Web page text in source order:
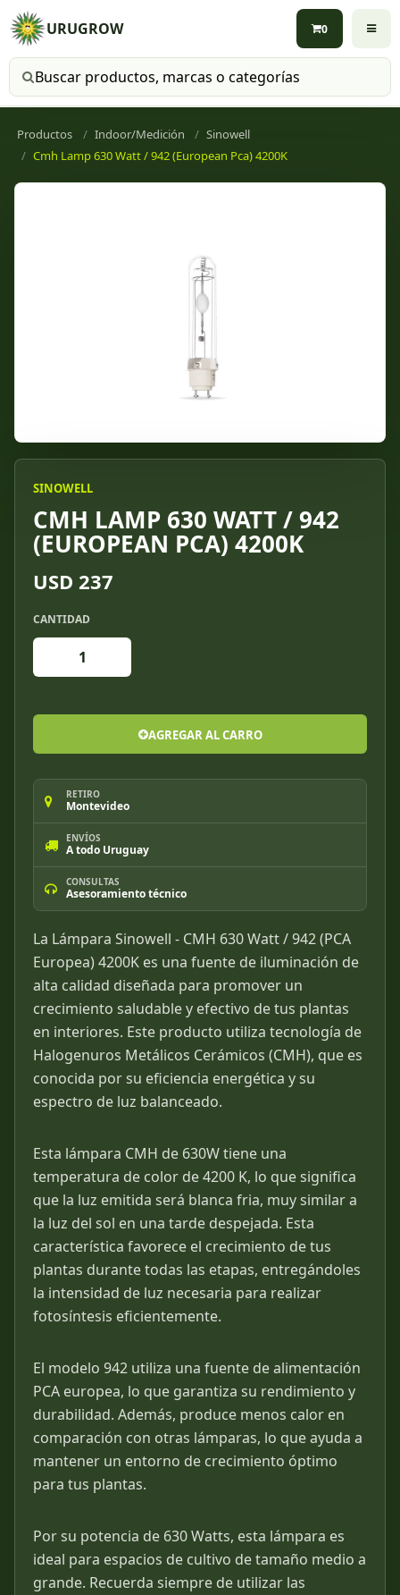
URUGROW
Buscar productos
0
Productos Indoor/Medición
Sinowell
Cmh Lamp 630 Watt / 942 (European Pca) 4200K
SINOWELL
CMH LAMP 630 WATT / 942
(EUROPEAN PCA) 4200K
USD 237
CANTIDAD
AGREGAR AL CARRO
RETIRO
Montevideo
ENVÍOS
A todo Uruguay
CONSULTAS
Asesoramiento técnico
La Lámpara Sinowell - CMH 630 Watt / 942 (PCA
Europea) 4200K es una fuente de iluminación de
alta calidad diseñada para promover un
crecimiento saludable y efectivo de tus plantas
en interiores. Este producto utiliza tecnología de
Halogenuros Metálicos Cerámicos (CMH), que es
conocida por su eficiencia energética y su
espectro de luz balanceado.
Esta lámpara CMH de 630W tiene una
temperatura de color de 4200 K, lo que significa
que la luz emitida será blanca fria, muy similar a
la luz del sol en una tarde despejada. Esta
característica favorece el crecimiento de tus
plantas durante todas las etapas, entregándoles
la intensidad de luz necesaria para realizar
fotosíntesis eficientemente.
El modelo 942 utiliza una fuente de alimentación
PCA europea, lo que garantiza su rendimiento y
durabilidad. Además, produce menos calor en
comparación con otras lámparas, lo que ayuda a
mantener un entorno de crecimiento óptimo
para tus plantas.
Por su potencia de 630 Watts, esta lámpara es
ideal para espacios de cultivo de tamaño medio a
grande. Recuerda siempre de utilizar las